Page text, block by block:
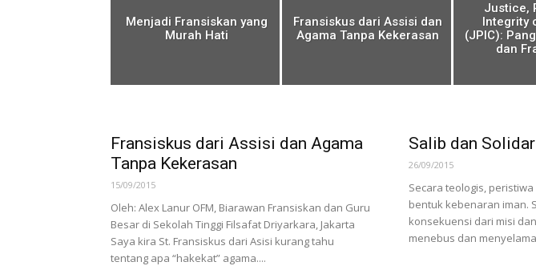
Menjadi Fransiskan yang
Murah Hati
Fransiskus dari Assisi dan
Agama Tanpa Kekerasan
Justice,
Integrity
(JPIC):
dan
Fransiskus dari Assisi dan Agama
Tanpa Kekerasan
15/09/2015
Oleh: Alex Lanur OFM, Biarawan Fransiskan dan Guru
Besar di Sekolah Tinggi Filsafat Driyarkara, Jakarta
Saya kira St. Fransiskus dari Asisi kurang tahu
tentang apa “hakekat” agama....
Salib dan
26/09/2015
Secara teologis,
bentuk kebenaran iman.
konsekuensi dari misi
menebus dan